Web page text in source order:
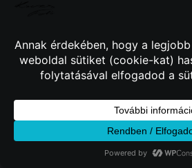
© 2026 Kincses Fotó.